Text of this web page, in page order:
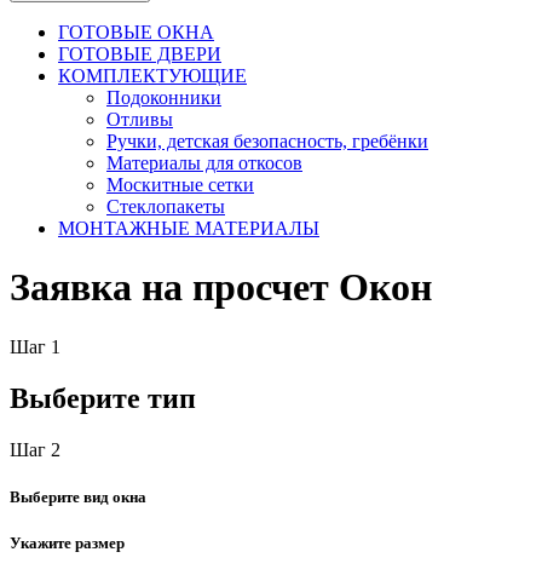
ГОТОВЫЕ ОКНА
ГОТОВЫЕ ДВЕРИ
КОМПЛЕКТУЮЩИЕ
Подоконники
Отливы
Ручки, детская безопасность, гребёнки
Материалы для откосов
Москитные сетки
Стеклопакеты
МОНТАЖНЫЕ МАТЕРИАЛЫ
Заявка на просчет Окон
Шаг 1
Выберите тип
Шаг 2
Выберите вид окна
Укажите размер